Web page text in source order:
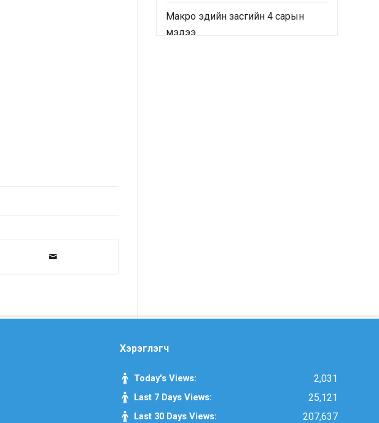
Макро эдийн засгийн 4 сарын
мэдээ
Засгийн газрын Хэрэг эрхлэх
төлөвлөгөөний биелэлтэд хяналт-
шинжилгээ хийсэн тайлан
Хэрэглэгч
Today's Views: 2,031
Last 7 Days Views: 25,121
Last 30 Days Views: 207,637